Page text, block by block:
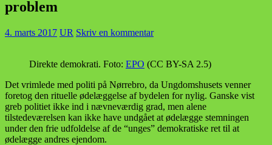
problem
4. marts 2017 UR Skriv en kommentar
Direkte demokrati. Foto: EPO (CC BY-SA 2.5)
Det vrimlede med politi på Nørrebro, da Ungdomshusets venner
foretog den rituelle ødelæggelse af bydelen for nylig. Ganske vist
greb politiet ikke ind i nævneværdig grad, men alene
tilstedeværelsen kan ikke have undgået at ødelægge stemningen
under den frie udfoldelse af de “unges” demokratiske ret til at
ødelægge andres ejendom.